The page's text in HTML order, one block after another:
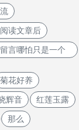
文章后
哪怕只是一个
菊花好养
辉音 红莲玉露
那么